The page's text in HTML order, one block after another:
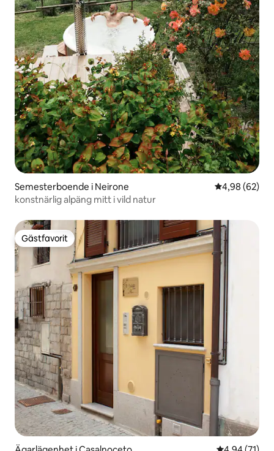
Semesterboende i Neirone 4,98 av 5 i
4,98 (62)
konstnärlig alpäng mitt i vild natur
Gästfavorit
Gästfavorit